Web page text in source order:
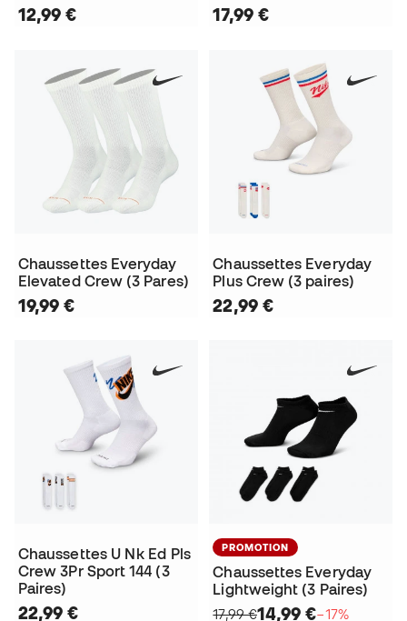
12,99 € 17,99 €
Chaussettes Everyday
Elevated Crew (3 Pares)
19,99 €
Chaussettes Everyday
Plus Crew (3 paires)
22,99 €
Chaussettes U Nk Ed Pls
Crew 3Pr Sport 144 (3
Paires)
22,99 €
PROMOTION
Chaussettes Everyday
Lightweight (3 Paires)
17,99 €14,99 €−17%